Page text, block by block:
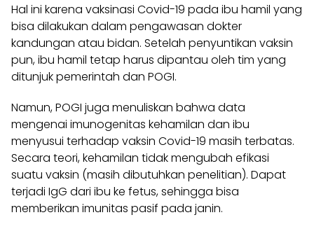
Hal ini karena vaksinasi Covid-19 pada ibu hamil yang
bisa dilakukan dalam pengawasan dokter
kandungan atau bidan. Setelah penyuntikan vaksin
pun, ibu hamil tetap harus dipantau oleh tim yang
ditunjuk pemerintah dan POGI.
Namun, POGI juga menuliskan bahwa data
mengenai imunogenitas kehamilan dan ibu
menyusui terhadap vaksin Covid-19 masih terbatas.
Secara teori, kehamilan tidak mengubah efikasi
suatu vaksin (masih dibutuhkan penelitian). Dapat
terjadi IgG dari ibu ke fetus, sehingga bisa
memberikan imunitas pasif pada janin.